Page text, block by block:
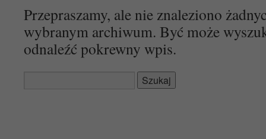
Przepraszamy, ale nie znaleziono
wybranym archiwum. Być może
odnaleźć pokrewny wpis.